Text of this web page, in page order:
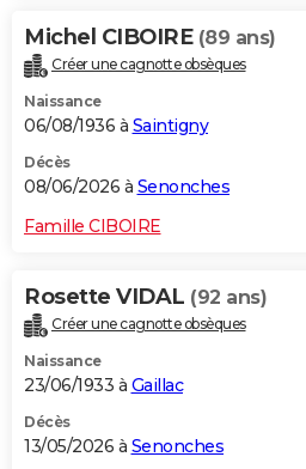
Michel CIBOIRE (89 ans)
Créer une cagnotte obsèques
Naissance
06/08/1936 à Saintigny
Décès
08/06/2026 à Senonches
Famille CIBOIRE
Rosette VIDAL (92 ans)
Créer une cagnotte obsèques
Naissance
23/06/1933 à Gaillac
Décès
13/05/2026 à Senonches